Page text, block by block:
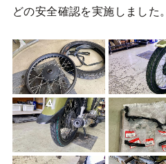
どの安全確認を実施しました。